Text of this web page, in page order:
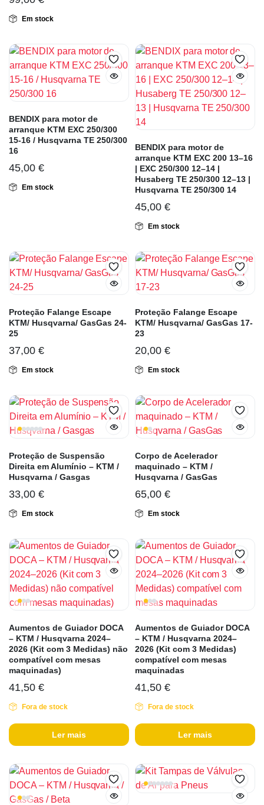
Em stock
BENDIX para motor de
arranque KTM EXC 250/300
15-16 / Husqvarna TE 250/300
16
45,00 €
Em stock
BENDIX para motor de
arranque KTM EXC 200 13–16
| EXC 250/300 12–14 |
Husaberg TE 250/300 12–13 |
Husqvarna TE 250/300 14
45,00 €
Em stock
Proteção Falange Escape
KTM/ Husqvarna/ GasGas 24-
25
37,00 €
Em stock
Proteção Falange Escape
KTM/ Husqvarna/ GasGas 17-
23
20,00 €
Em stock
Proteção de Suspensão
Direita em Alumínio – KTM /
Husqvarna / Gasgas
33,00 €
Em stock
Corpo de Acelerador
maquinado – KTM /
Husqvarna / GasGas
65,00 €
Em stock
Aumentos de Guiador DOCA
– KTM / Husqvarna 2024–
2026 (Kit com 3 Medidas) não
compatível com mesas
maquinadas)
41,50 €
Fora de stock
Ler mais
Aumentos de Guiador DOCA
– KTM / Husqvarna 2024–
2026 (Kit com 3 Medidas)
compatível com mesas
maquinadas
41,50 €
Fora de stock
Ler mais